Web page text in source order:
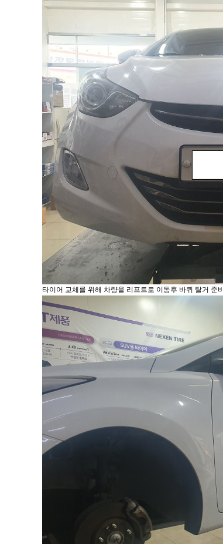
타이어 교체를 위해 차량을 리프트로 이동후 바퀴 탈거 준